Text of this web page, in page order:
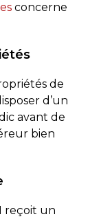
concerne
de
d’un
avant de
bien
reçoit un